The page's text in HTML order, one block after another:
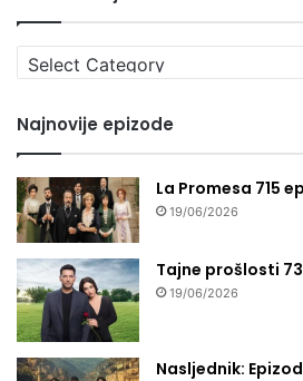
Izaberi
seriju
Najnovije epizode
La Promesa 715
19/06/2026
Tajne prošlosti
19/06/2026
Nasljednik: